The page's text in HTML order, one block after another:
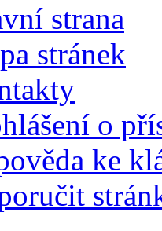
strana
stránek
o
ke